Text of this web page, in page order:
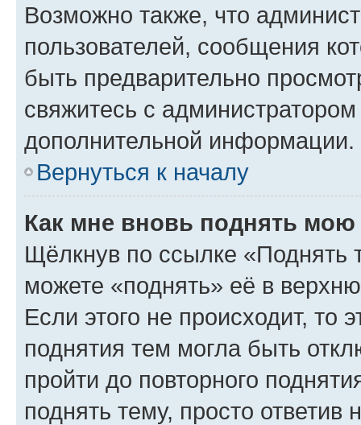
Возможно также, что
пользователей, сообщения
быть предварительно
свяжитесь с
дополнительной информации.
Вернуться к началу
Как мне вновь поднять мою
Щёлкнув по ссылке «Поднять
можете «поднять» её в
Если этого не происходит, то
поднятия тем могла быть
пройти до повторного
поднять тему, просто ответив